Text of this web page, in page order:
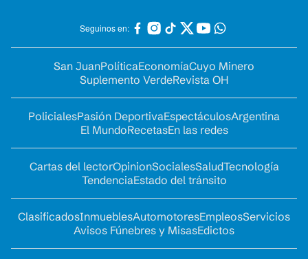
Seguinos en:
San JuanPolíticaEconomíaCuyo Minero
Suplemento VerdeRevista OH
PolicialesPasión DeportivaEspectáculosArgentina
El MundoRecetasEn las redes
Cartas del lectorOpinionSocialesSaludTecnología
TendenciaEstado del tránsito
ClasificadosInmueblesAutomotoresEmpleosServicios
Avisos Fúnebres y MisasEdictos